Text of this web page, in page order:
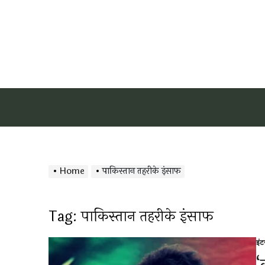
Home पाकिस्तान तहरीके इंसाफ
Tag:पाकिस्तान तहरीके इंसाफ
in